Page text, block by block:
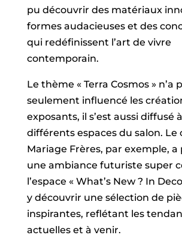
pu découvrir des matériaux
formes audacieuses et des
qui redéfinissent l’art de vivre
contemporain.
Le thème « Terra Cosmos » n’a
seulement influencé les
exposants, il s’est aussi diffusé
différents espaces du salon. Le
Mariage Frères, par exemple, a
une ambiance futuriste super
l’espace « What’s New ? In
y découvrir une sélection de
inspirantes, reflétant les
actuelles et à venir.